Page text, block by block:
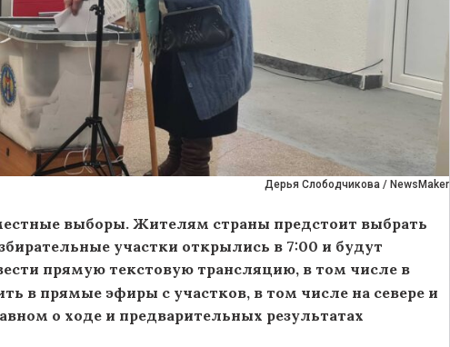
Дерья Слободчикова / NewsMaker
выборы. Жителям страны предстоит выбрать
участки открылись в 7:00 и будут
прямую текстовую трансляцию, в том числе в
в прямые эфиры с участков, в том числе на севере и
о ходе и предварительных результатах